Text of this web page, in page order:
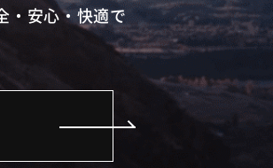
・安心・快適で